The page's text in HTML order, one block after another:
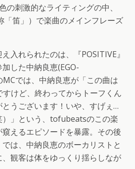
の刺激的なライティングの中、
「笛」）で楽曲のメインフレーズ
入れられたのは、『POSITIVE』
した中納良恵(EGO-
MCでは、中納良恵が「この曲は
けど、終わってからトーフくん
うございます！いや、すげぇ…
）」という、tofubeatsのこの楽
えるエピソードを暴露。その後
は、中納良恵のボーカリストと
観客は体をゆっくり揺らしなが